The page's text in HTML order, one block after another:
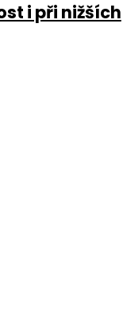
i při nižších